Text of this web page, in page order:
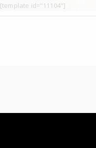
[template id="11104"]